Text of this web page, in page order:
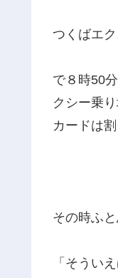
つくば
で８時50
クシー乗
カードは
その時ふ
「そうい